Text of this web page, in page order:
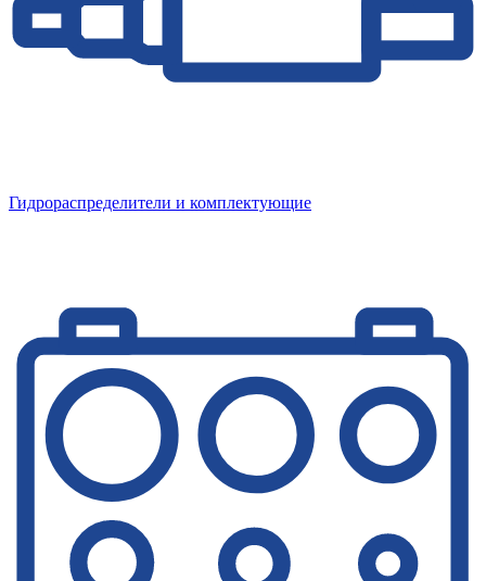
Гидрораспределители и комплектующие